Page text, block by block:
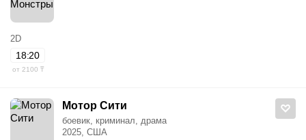
2D
18:20
от 2100 ₸
Мотор Сити
боевик, криминал, драма
2025, США